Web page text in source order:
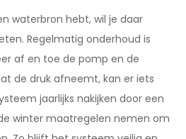
waterbron hebt, wil je daar
Regelmatig onderhoud is
af en toe de pomp en de
de druk afneemt, kan er iets
jaarlijks nakijken door een
winter maatregelen nemen om